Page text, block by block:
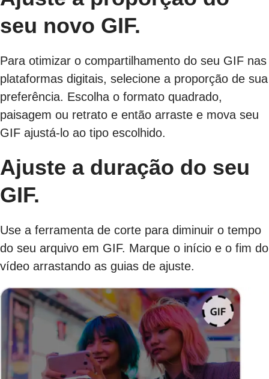
seu novo GIF.
Para otimizar o compartilhamento do seu GIF nas
plataformas digitais, selecione a proporção de sua
preferência. Escolha o formato quadrado,
paisagem ou retrato e então arraste e mova seu
GIF ajustá-lo ao tipo escolhido.
Ajuste a duração do seu
GIF.
Use a ferramenta de corte para diminuir o tempo
do seu arquivo em GIF. Marque o início e o fim do
vídeo arrastando as guias de ajuste.